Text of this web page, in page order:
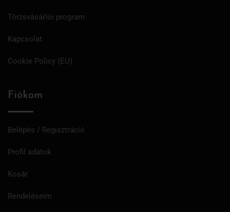
Törzsvásárlói program
Kapcsolat
Cookie Policy (EU)
Fiókom
Belépés / Regisztráció
Profil adatok
Kosár
Rendeléseim